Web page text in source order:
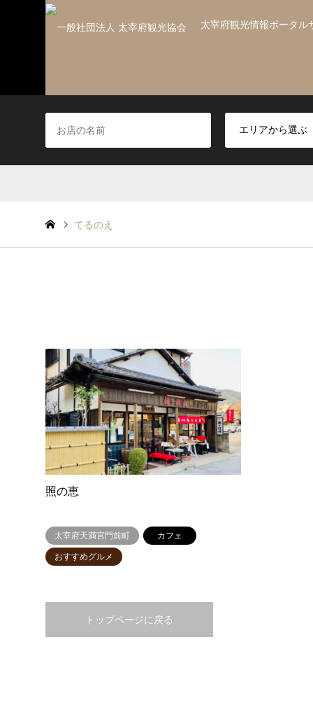
太宰府観光情報ポータル
てるのえ
照の恵
太宰府天満宮門前町 カフェ
おすすめグルメ
トップページに戻る